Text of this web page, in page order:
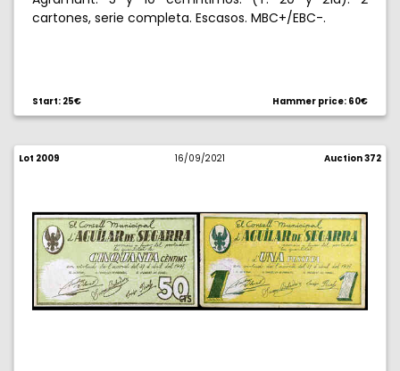
cartones, serie completa. Escasos. MBC+/EBC-.
Start: 25€ Hammer price: 60€
Lot 2009 16/09/2021 Auction 372